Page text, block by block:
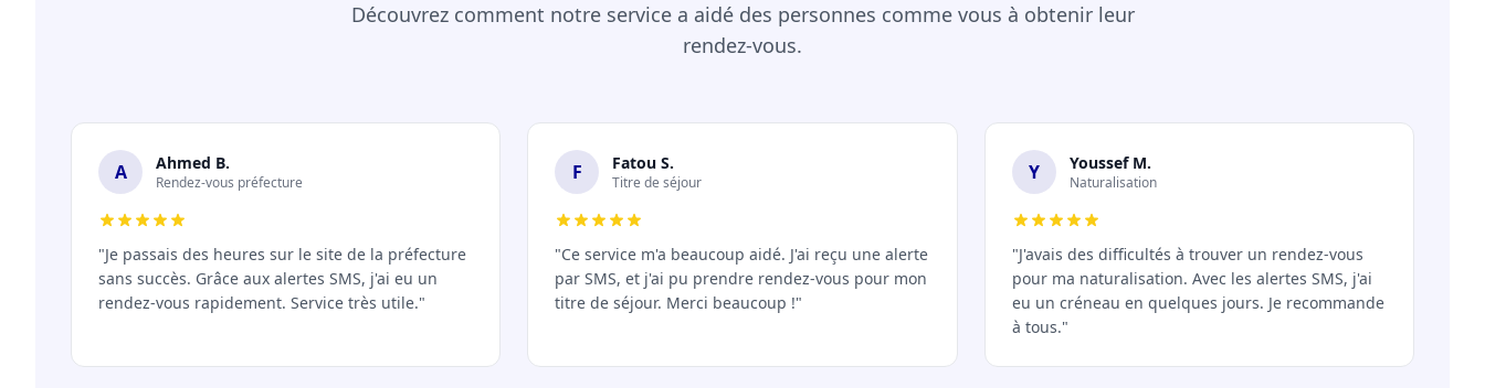
Découvrez comment notre service a aidé des personnes comme vous à obtenir leur
rendez-vous.
A Ahmed B.
Rendez-vous préfecture
"Je passais des heures sur le site de la préfecture
sans succès. Grâce aux alertes SMS, j'ai eu un
rendez-vous rapidement. Service très utile."
F Fatou S.
Titre de séjour
"Ce service m'a beaucoup aidé. J'ai reçu une alerte
par SMS, et j'ai pu prendre rendez-vous pour mon
titre de séjour. Merci beaucoup !"
Y Youssef M.
Naturalisation
"J'avais des difficultés à trouver un rendez-vous
pour ma naturalisation. Avec les alertes SMS, j'ai
eu un créneau en quelques jours. Je recommande
à tous."